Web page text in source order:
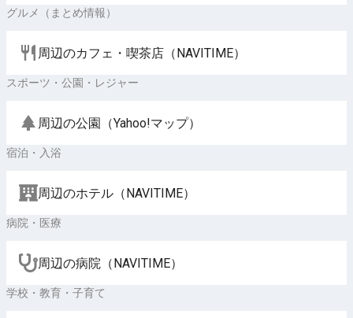
グルメ（まとめ情報）
周辺のカフェ・喫茶店（NAVITIME）
スポーツ・公園・レジャー
周辺の公園（Yahoo!マップ）
宿泊・入浴
周辺のホテル（NAVITIME）
病院・医療
周辺の病院（NAVITIME）
学校・教育・子育て